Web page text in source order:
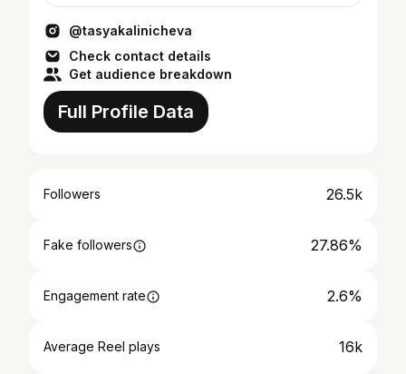
@tasyakalinicheva
Check contact details
Get audience breakdown
Full Profile Data
Followers 26.5k
Fake followers 27.86%
Engagement rate 2.6%
Average Reel plays 16k